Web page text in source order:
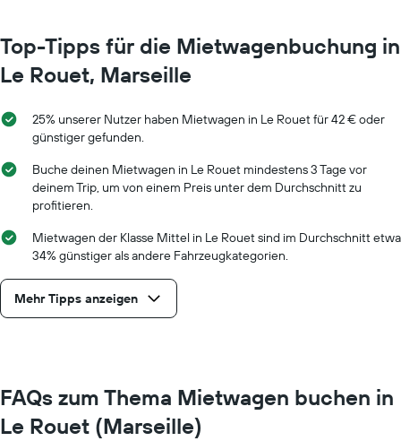
Top-Tipps für die Mietwagenbuchung in
Le Rouet, Marseille
25% unserer Nutzer haben Mietwagen in Le Rouet für 42 € oder
günstiger gefunden.
Buche deinen Mietwagen in Le Rouet mindestens 3 Tage vor
deinem Trip, um von einem Preis unter dem Durchschnitt zu
profitieren.
Mietwagen der Klasse Mittel in Le Rouet sind im Durchschnitt etwa
34% günstiger als andere Fahrzeugkategorien.
Mehr Tipps anzeigen
FAQs zum Thema Mietwagen buchen in
Le Rouet (Marseille)